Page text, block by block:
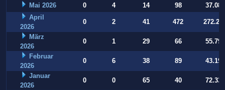
Mai 2026 0 4 14 98
37.084
April
2026
0 2 41 472
März
2026
0 1 29 66
55.794
Februar
2026
0 6 38 89
43.197
Januar
2026
0 0 65 40 72.332